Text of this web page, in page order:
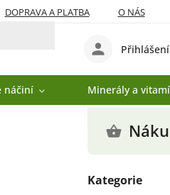
DOPRAVA A PLATBA O NÁS
Přihlášení
náčiní Minerály a
Kategorie